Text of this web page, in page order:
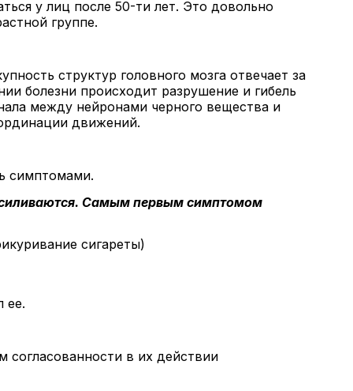
у лиц после 50-ти лет. Это довольно
группе.
структур головного мозга отвечает за
болезни происходит разрушение и гибель
между нейронами черного вещества и
движений.
симптомами.
Самым первым симптомом
сигареты)
ее.
согласованности в их действии